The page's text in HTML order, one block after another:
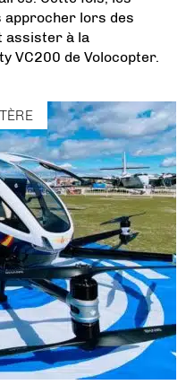
approcher lors des
assister à la
VC200 de Volocopter.